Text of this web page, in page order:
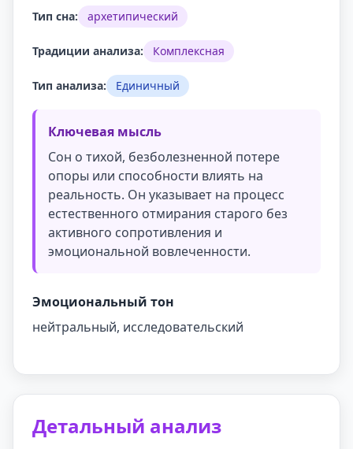
Тип сна: архетипический
Традиции анализа: Комплексная
Тип анализа: Единичный
Ключевая мысль
Сон о тихой, безболезненной потере
опоры или способности влиять на
реальность. Он указывает на процесс
естественного отмирания старого без
активного сопротивления и
эмоциональной вовлеченности.
Эмоциональный тон
нейтральный, исследовательский
Детальный анализ